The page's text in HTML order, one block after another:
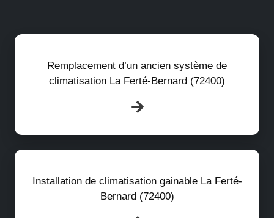
Remplacement d’un ancien système de
climatisation La Ferté-Bernard (72400)
Installation de climatisation gainable La Ferté-
Bernard (72400)